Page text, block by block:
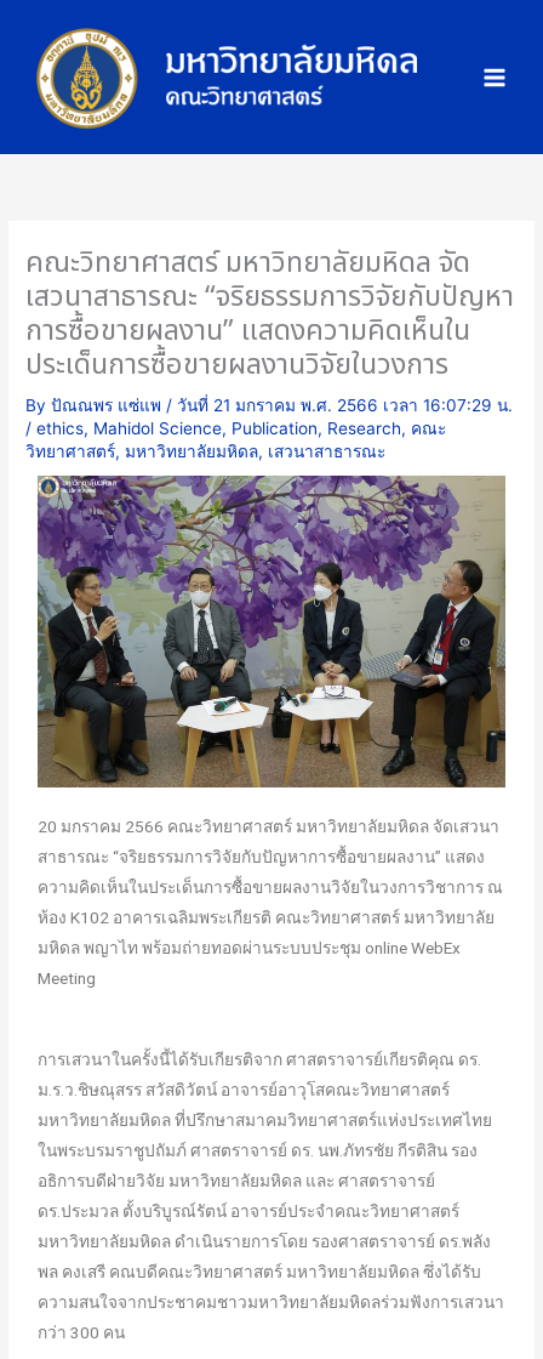
content
คณะวิทยาศาสตร์ มหาวิทยาลัยมหิดล จัด
เสวนาสาธารณะ “จริยธรรมการวิจัยกับปัญหา
การซื้อขายผลงาน” แสดงความคิดเห็นใน
ประเด็นการซื้อขายผลงานวิจัยในวงการ
Byปัณณพร แซ่แพ /วันที่ 21 มกราคม พ.ศ. 2566 เวลา 16:07:29 น.
/ethics, Mahidol Science, Publication, Research, คณะ
วิทยาศาสตร์,มหาวิทยาลัยมหิดล, เสวนาสาธารณะ
20 มกราคม 2566 คณะวิทยาศาสตร์ มหาวิทยาลัยมหิดล จัดเสวนา
สาธารณะ “จริยธรรมการวิจัยกับปัญหาการซื้อขายผลงาน” แสดง
ความคิดเห็นในประเด็นการซื้อขายผลงานวิจัยในวงการวิชาการ ณ
ห้อง K102 อาคารเฉลิมพระเกียรติ คณะวิทยาศาสตร์ มหาวิทยาลัย
มหิดล พญาไท พร้อมถ่ายทอดผ่านระบบประชุม online WebEx
Meeting
การเสวนาในครั้งนี้ได้รับเกียรติจาก ศาสตราจารย์เกียรติคุณ ดร.
ม.ร.ว.ชิษณุสรร สวัสดิวัตน์ อาจารย์อาวุโสคณะวิทยาศาสตร์
มหาวิทยาลัยมหิดล ที่ปรึกษาสมาคมวิทยาศาสตร์แห่งประเทศไทย
ในพระบรมราชูปถัมภ์ ศาสตราจารย์ ดร. นพ.ภัทรชัย กีรติสิน รอง
อธิการบดีฝ่ายวิจัย มหาวิทยาลัยมหิดล และ ศาสตราจารย์
ดร.ประมวล ตั้งบริบูรณ์รัตน์ อาจารย์ประจำคณะวิทยาศาสตร์
มหาวิทยาลัยมหิดล ดำเนินรายการโดย รองศาสตราจารย์ ดร.พลัง
พล คงเสรี คณบดีคณะวิทยาศาสตร์ มหาวิทยาลัยมหิดล ซึ่งได้รับ
ความสนใจจากประชาคมชาวมหาวิทยาลัยมหิดลร่วมฟังการเสวนา
กว่า 300 คน
ม